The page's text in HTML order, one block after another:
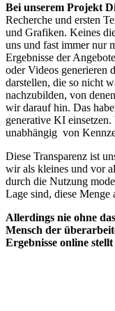
Bei unserem Projekt
Recherche und ersten
und Grafiken. Keines
uns und fast immer nur
Ergebnisse der
oder Videos generieren
darstellen, die so nicht
nachzubilden, von
wir darauf hin. Das
generative KI
unabhängig von
Diese Transparenz ist
wir als kleines und vor
durch die Nutzung
Lage sind, diese Menge
Allerdings nie ohne
Mensch der
Ergebnisse online